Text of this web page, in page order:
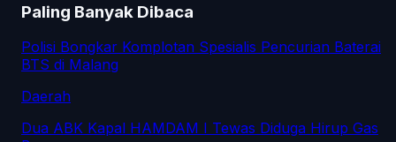
Paling Banyak Dibaca
Polisi Bongkar Komplotan Spesialis Pencurian Baterai
BTS di Malang
Daerah
Dua ABK Kapal HAMDAM I Tewas Diduga Hirup Gas